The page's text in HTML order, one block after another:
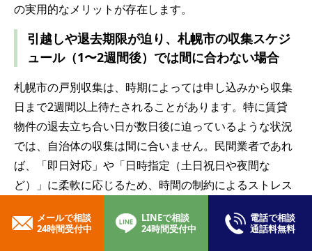
の実用的なメリットが存在します。
引越しや退去期限が迫り、札幌市の収集スケジ
ュール（1〜2週間後）では間に合わない場合
札幌市の戸別収集は、時期によっては申し込みから収集
日まで2週間以上待たされることがあります。特に賃貸
物件の退去立ち合い日が数日後に迫っているような状況
では、自治体の収集は間に合いません。民間業者であれ
ば、「即日対応」や「日時指定（土日祝日や夜間な
ど）」に柔軟に応じるため、時間の制約によるストレス
古物営業法に基づく「古物商許可」を持つ業者
メールで相談
24時間受付中
LINEで相談
24時間受付中
電話で相談
通話料無料